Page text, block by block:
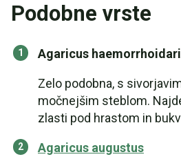
Podobne vrste
Agaricus
Zelo podobna, s
močnejšim steblom.
zlasti pod hrastom in
Agaricus augustus